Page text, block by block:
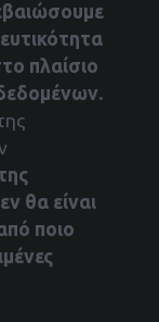
πλαίσιο
θα είναι
ποιο